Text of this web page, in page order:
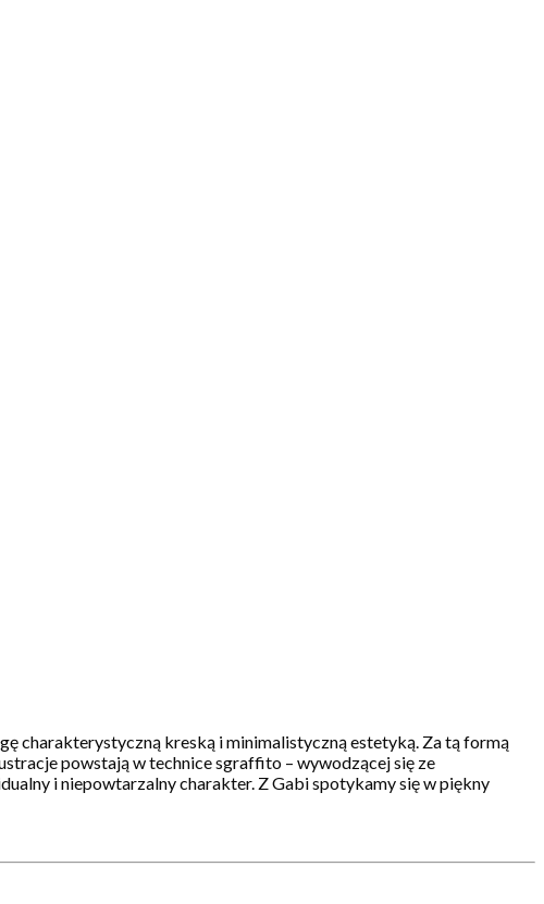
charakterystyczną kreską i minimalistyczną estetyką. Za tą formą
powstają w technice sgraffito – wywodzącej się ze
i niepowtarzalny charakter. Z Gabi spotykamy się w piękny